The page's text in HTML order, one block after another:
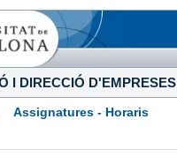
I DIRECCIÓ D'EMPRESES
Assignatures - Horaris